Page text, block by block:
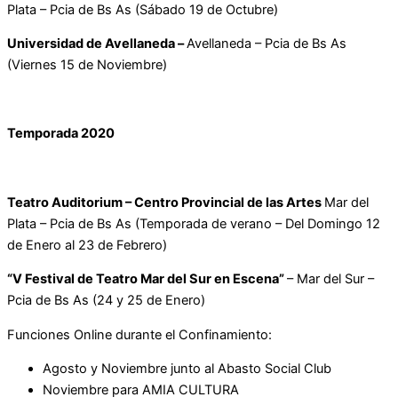
Plata – Pcia de Bs As (Sábado 19 de Octubre)
Universidad de Avellaneda –Avellaneda – Pcia de Bs As
(Viernes 15 de Noviembre)
Temporada 2020
Teatro Auditorium – Centro Provincial de las Artes Mar del
Plata – Pcia de Bs As (Temporada de verano – Del Domingo 12
de Enero al 23 de Febrero)
“V Festival de Teatro Mar del Sur en Escena”– Mar del Sur –
Pcia de Bs As (24 y 25 de Enero)
Funciones Online durante el Confinamiento:
Agosto y Noviembre junto al Abasto Social Club
Noviembre para AMIA CULTURA